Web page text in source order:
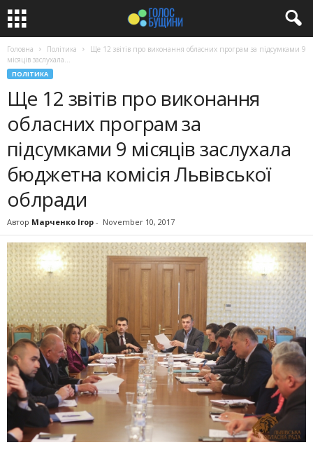
Головна Політика
Ще 12 звітів про виконання обласних програм за підсумками 9
місяців заслухала...
ПОЛІТИКА
Ще 12 звітів про виконання
обласних програм за
підсумками 9 місяців заслухала
бюджетна комісія Львівської
облради
Автор Марченко Ігор - November 10, 2017